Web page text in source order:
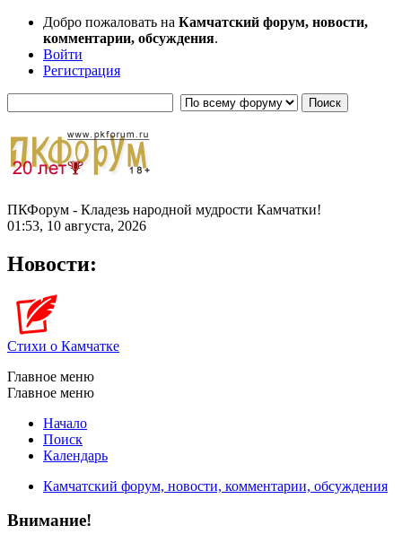
Добро пожаловать на Камчатский форум, новости,
комментарии, обсуждения.
Войти
Регистрация
ПКФорум - Кладезь народной мудрости Камчатки!
01:53, 10 августа, 2026
Новости:
Стихи о Камчатке
Главное меню
Главное меню
Начало
Поиск
Календарь
Камчатский форум, новости, комментарии, обсуждения
Внимание!